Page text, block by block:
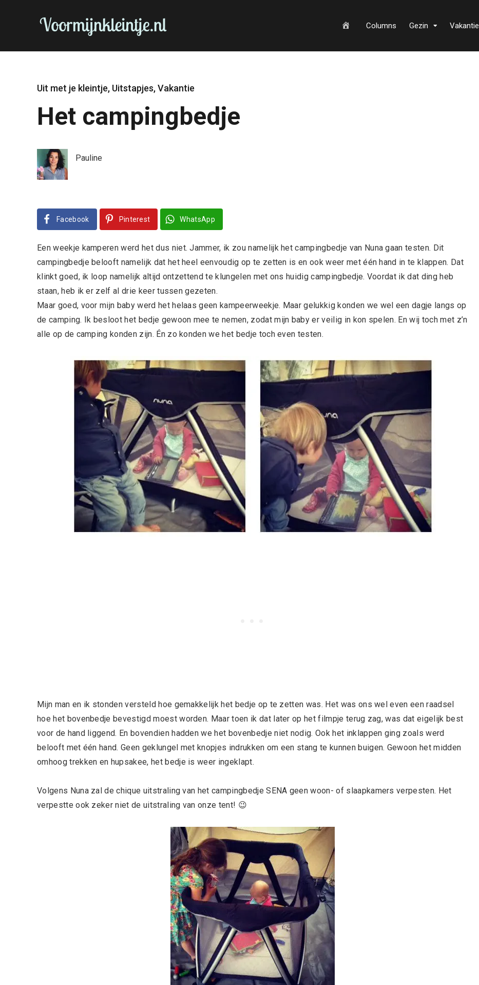
Columns Gezin Vakantie
Uit met je kleintje, Uitstapjes,Vakantie
Het campingbedje
Pauline
Facebook Pinterest WhatsApp
Een weekje kamperen werd het dus niet. Jammer, ik zou namelijk het campingbedje van Nuna gaan testen. Dit
campingbedje belooft namelijk dat het heel eenvoudig op te zetten is en ook weer met één hand in te klappen. Dat
klinkt goed, ik loop namelijk altijd ontzettend te klungelen met ons huidig campingbedje. Voordat ik dat ding heb
staan, heb ik er zelf al drie keer tussen gezeten.
Maar goed, voor mijn baby werd het helaas geen kampeerweekje. Maar gelukkig konden we wel een dagje langs op
de camping. Ik besloot het bedje gewoon mee te nemen, zodat mijn baby er veilig in kon spelen. En wij toch met z’n
alle op de camping konden zijn. Én zo konden we het bedje toch even testen.
Mijn man en ik stonden versteld hoe gemakkelijk het bedje op te zetten was. Het was ons wel even een raadsel
hoe het bovenbedje bevestigd moest worden. Maar toen ik dat later op het filmpje terug zag, was dat eigelijk best
voor de hand liggend. En bovendien hadden we het bovenbedje niet nodig. Ook het inklappen ging zoals werd
belooft met één hand. Geen geklungel met knopjes indrukken om een stang te kunnen buigen. Gewoon het midden
omhoog trekken en hupsakee, het bedje is weer ingeklapt.
Volgens Nuna zal de chique uitstraling van het campingbedje SENA geen woon- of slaapkamers verpesten. Het
verpestte ook zeker niet de uitstraling van onze tent! 😉